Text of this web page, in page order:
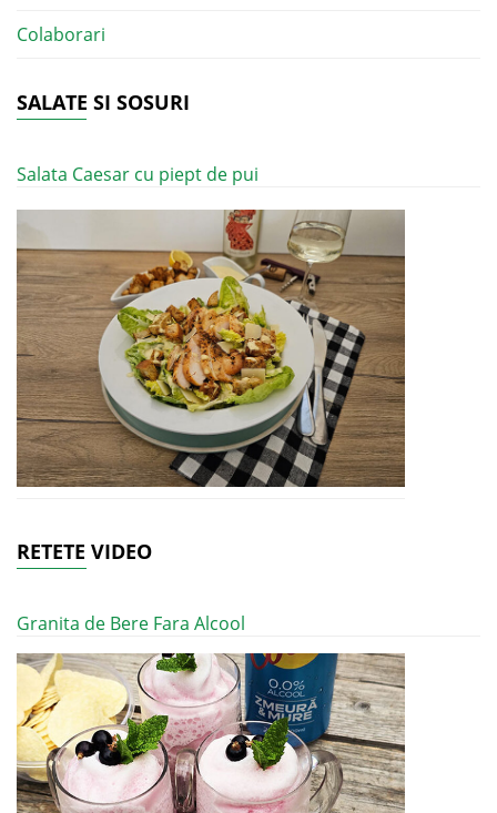
Colaborari
SALATE SI SOSURI
Salata Caesar cu piept de pui
RETETE VIDEO
Granita de Bere Fara Alcool